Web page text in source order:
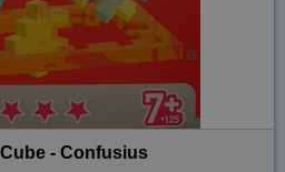
- Confusius